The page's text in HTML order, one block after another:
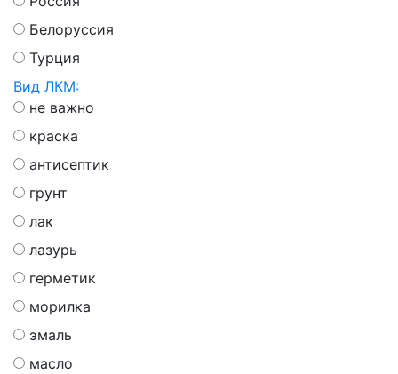
Белоруссия
Турция
Вид ЛКМ:
не важно
краска
антисептик
грунт
лак
лазурь
герметик
морилка
эмаль
масло